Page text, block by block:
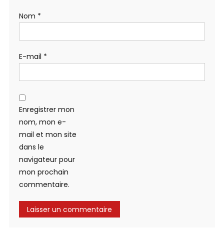
Nom *
E-mail *
Enregistrer mon
nom, mon e-
mail et mon site
dans le
navigateur pour
mon prochain
commentaire.